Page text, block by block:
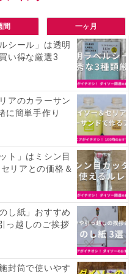
間 一ヶ月
シール」は透明
い得な厳選3
アのカラーサン
に簡単手作り
ト」はミシン目
リアとの価格＆
し紙」おすすめ
っ越しのご挨拶
封筒で使いやす